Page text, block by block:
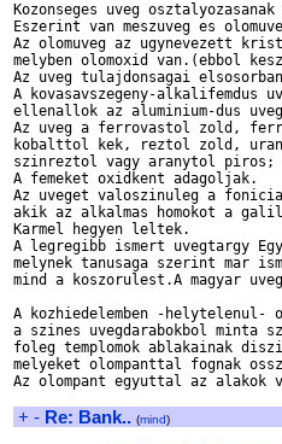
Kozonseges uveg
Eszerint van meszuveg es
Az olomuveg az ugynevezett
melyben olomoxid van.(ebbol
Az uveg tulajdonsagai
A kovasavszegeny-alkalifemdus
ellenallok az aluminium-dus
Az uveg a ferrovastol zold,
kobalttol kek, reztol zold,
szinreztol vagy aranytol
A femeket oxidkent adagoljak.
Az uveget valoszinuleg a
akik az alkalmas homokot a
Karmel hegyen leltek.
A legregibb ismert uvegtargy
melynek tanusaga szerint mar
mind a koszorulest.A magyar
A kozhiedelemben -helytelenul-
a szines uvegdarabokbol
foleg templomok ablakainak
melyeket olompanttal fognak
Az olompant egyuttal az alakok
+ - Re: Bank.. (mind)